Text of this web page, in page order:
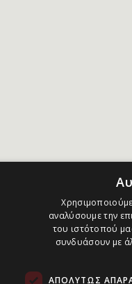
αναλύσουμε την
του ιστότοπού
συνδυάσουν με
ΑΠΟΛΎΤΩΣ